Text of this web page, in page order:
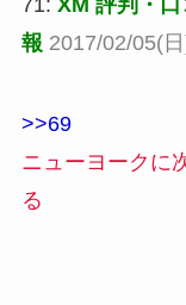
報 2017/02/05(
>>69
ニューヨークに
る